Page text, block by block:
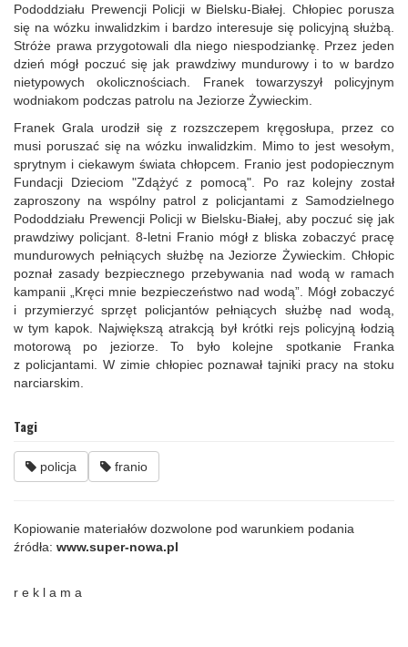
Pododdziału Prewencji Policji w Bielsku-Białej. Chłopiec porusza
się na wózku inwalidzkim i bardzo interesuje się policyjną służbą.
Stróże prawa przygotowali dla niego niespodziankę. Przez jeden
dzień mógł poczuć się jak prawdziwy mundurowy i to w bardzo
nietypowych okolicznościach. Franek towarzyszył policyjnym
wodniakom podczas patrolu na Jeziorze Żywieckim.
Franek Grala urodził się z rozszczepem kręgosłupa, przez co
musi poruszać się na wózku inwalidzkim. Mimo to jest wesołym,
sprytnym i ciekawym świata chłopcem. Franio jest podopiecznym
Fundacji Dzieciom "Zdążyć z pomocą". Po raz kolejny został
zaproszony na wspólny patrol z policjantami z Samodzielnego
Pododdziału Prewencji Policji w Bielsku-Białej, aby poczuć się jak
prawdziwy policjant. 8-letni Franio mógł z bliska zobaczyć pracę
mundurowych pełniących służbę na Jeziorze Żywieckim. Chłopic
poznał zasady bezpiecznego przebywania nad wodą w ramach
kampanii „Kręci mnie bezpieczeństwo nad wodą”. Mógł zobaczyć
i przymierzyć sprzęt policjantów pełniących służbę nad wodą,
w tym kapok. Największą atrakcją był krótki rejs policyjną łodzią
motorową po jeziorze. To było kolejne spotkanie Franka
z policjantami. W zimie chłopiec poznawał tajniki pracy na stoku
narciarskim.
Tagi
policja franio
Kopiowanie materiałów dozwolone pod warunkiem podania
źródła: www.super-nowa.pl
r e k l a m a